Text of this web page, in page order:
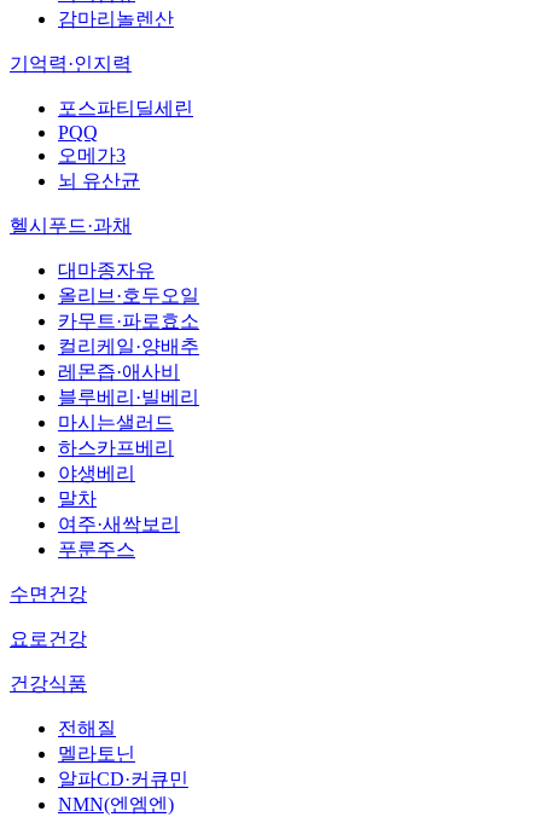
감마리놀렌산
기억력·인지력
포스파티딜세린
PQQ
오메가3
뇌 유산균
헬시푸드·과채
대마종자유
올리브·호두오일
카무트·파로효소
컬리케일·양배추
레몬즙·애사비
블루베리·빌베리
마시는샐러드
하스카프베리
야생베리
말차
여주·새싹보리
푸룬주스
수면건강
요로건강
건강식품
전해질
멜라토닌
알파CD·커큐민
NMN(엔엠엔)